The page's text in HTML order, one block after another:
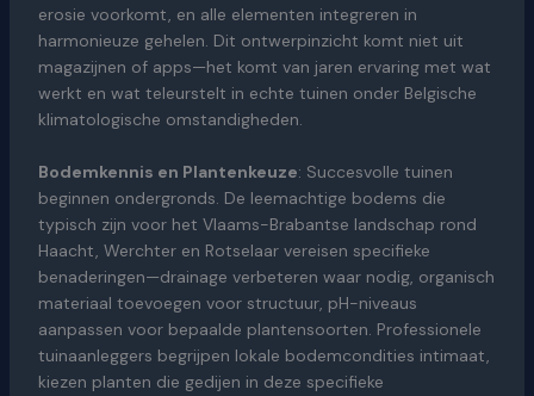
erosie voorkomt, en alle elementen integreren in
harmonieuze gehelen. Dit ontwerpinzicht komt niet uit
magazijnen of apps—het komt van jaren ervaring met wat
werkt en wat teleurstelt in echte tuinen onder Belgische
klimatologische omstandigheden.
Bodemkennis en Plantenkeuze: Succesvolle tuinen
beginnen ondergronds. De leemachtige bodems die
typisch zijn voor het Vlaams-Brabantse landschap rond
Haacht, Werchter en Rotselaar vereisen specifieke
benaderingen—drainage verbeteren waar nodig, organisch
materiaal toevoegen voor structuur, pH-niveaus
aanpassen voor bepaalde plantensoorten. Professionele
tuinaanleggers begrijpen lokale bodemcondities intimaat,
kiezen planten die gedijen in deze specifieke